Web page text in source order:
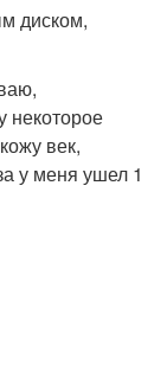
диском,
некоторое
век,
у меня ушел 1